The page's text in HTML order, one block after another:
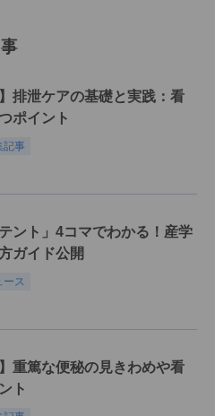
排泄ケアの基礎と実践：看
ポイント
記事
ント」4コマでわかる！産学
ガイド公開
ース
重篤な便秘の見きわめや看
ト